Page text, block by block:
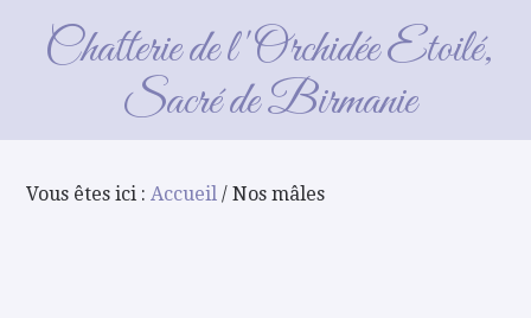
Chatterie de l'Orchidée Etoilé,
Sacré de Birmanie
Nos mâles
Vous êtes ici :Accueil / Nos mâles